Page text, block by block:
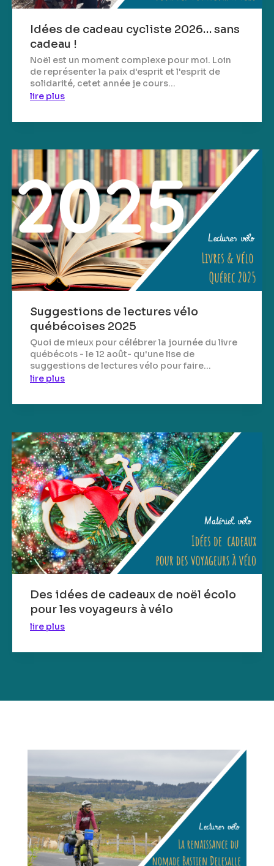
Idées de cadeau cycliste 2026… sans
cadeau !
Noël est un moment complexe pour moi. Loin
de représenter la paix d'esprit et l'esprit de
solidarité, cetet année je cours...
lire plus
Suggestions de lectures vélo
québécoises 2025
Quoi de mieux pour célébrer la journée du livre
québécois - le 12 août- qu'une lise de
suggestions de lectures vélo pour faire...
lire plus
Des idées de cadeaux de noël écolo
pour les voyageurs à vélo
lire plus